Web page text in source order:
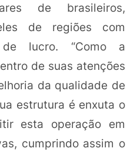
de brasileiros,
de regiões com
lucro. “Como a
de suas atenções
da qualidade de
estrutura é enxuta o
esta operação em
cumprindo assim o